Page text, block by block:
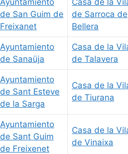
de San Guim de
Freixanet
de Sarroca de
Bellera
Ayuntamiento
de Sanaüja
Casa de la
de Talavera
Ayuntamiento
de Sant Esteve
de la Sarga
Casa de la
de Tiurana
Ayuntamiento
de Sant Guim
de Freixenet
Casa de la
de Vinaixa